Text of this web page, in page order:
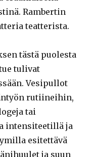
Rambertin
teatterista.
tästä puolesta
tulivat
Vesipullot
rutiineihin,
tai
intensiteetillä ja
esitettävä
ja suun